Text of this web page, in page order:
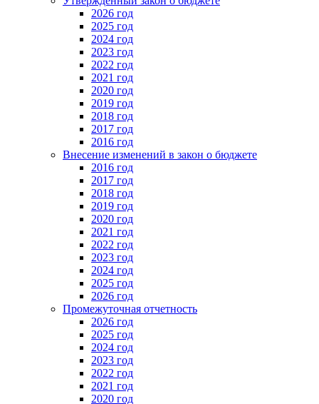
2026 год
2025 год
2024 год
2023 год
2022 год
2021 год
2020 год
2019 год
2018 год
2017 год
2016 год
Внесение изменений в закон о бюджете
2016 год
2017 год
2018 год
2019 год
2020 год
2021 год
2022 год
2023 год
2024 год
2025 год
2026 год
Промежуточная отчетность
2026 год
2025 год
2024 год
2023 год
2022 год
2021 год
2020 год